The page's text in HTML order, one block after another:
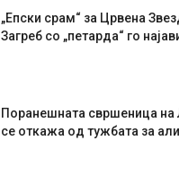
„Епски срам“ за Црвена
Загреб со „петарда“ го
Поранешната свршеница на
се откажа од тужбата за